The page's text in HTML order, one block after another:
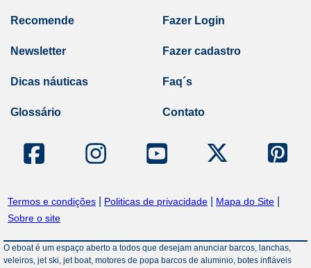
Recomende
Newsletter
Dicas náuticas
Glossário
Fazer Login
Fazer cadastro
Faq´s
Contato
Termos e condições Politicas de privacidade Mapa do Site
Sobre o site
O eboat é um espaço aberto a todos que desejam anunciar barcos, lanchas,
veleiros, jet ski, jet boat, motores de popa barcos de aluminio, botes infláveis